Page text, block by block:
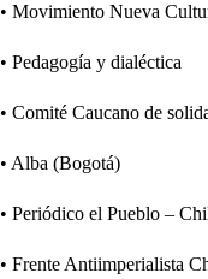
• Movimiento Nueva
• Pedagogía y dialéctica
• Comité Caucano de
• Alba (Bogotá)
• Periódico el Pueblo –
• Frente Antiimperialista